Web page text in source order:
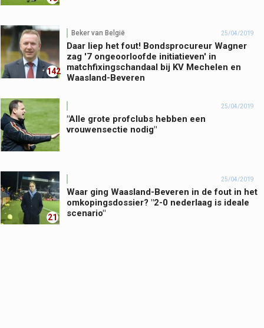
142
Beker van België 25/04/2019
Daar liep het fout! Bondsprocureur Wagner
zag '7 ongeoorloofde initiatieven' in
matchfixingschandaal bij KV Mechelen en
Waasland-Beveren
25/04/2019
"Alle grote profclubs hebben een
vrouwensectie nodig"
21
25/04/2019
Waar ging Waasland-Beveren in de fout in het
omkopingsdossier? "2-0 nederlaag is ideale
scenario"